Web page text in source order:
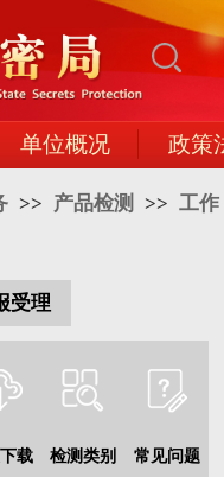
单位概况 政策
>> 产品检测 >> 工作
受理
载 检测类别 常见问题